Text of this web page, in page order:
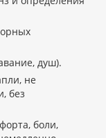
душ).
не
без
боли,